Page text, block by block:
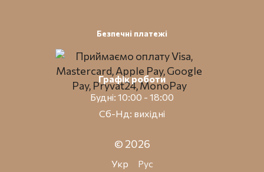
Безпечні платежі
Графік роботи
Будні: 10:00 - 18:00
Сб-Нд: вихідні
© 2026
Укр Рус